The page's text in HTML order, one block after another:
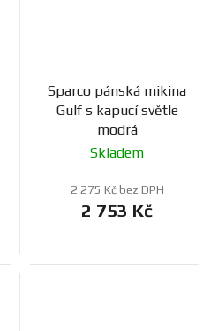
Sparco pánská mikina
Gulf s kapucí světle
modrá
Skladem
2 275 Kč bez DPH
2 753 Kč